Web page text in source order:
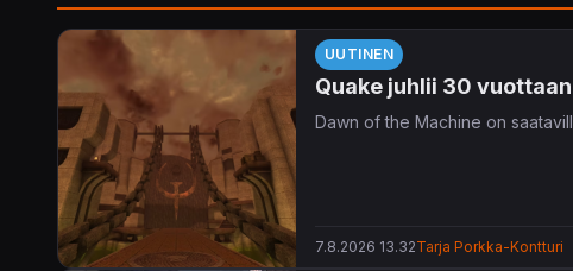
UUTINEN
Quake juhlii 30
Dawn of the Machine on
7.8.2026 13.32Tarja Porkka-Kontturi